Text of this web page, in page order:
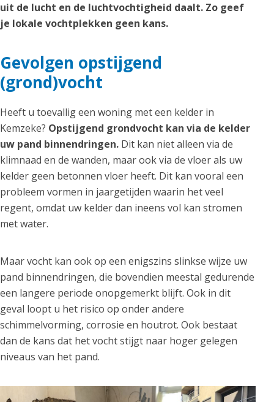
uit de lucht en de luchtvochtigheid daalt. Zo geef
je lokale vochtplekken geen kans.
Gevolgen opstijgend
(grond)vocht
Heeft u toevallig een woning met een kelder in
Kemzeke? Opstijgend grondvocht kan via de kelder
uw pand binnendringen. Dit kan niet alleen via de
klimnaad en de wanden, maar ook via de vloer als uw
kelder geen betonnen vloer heeft. Dit kan vooral een
probleem vormen in jaargetijden waarin het veel
regent, omdat uw kelder dan ineens vol kan stromen
met water.
Maar vocht kan ook op een enigszins slinkse wijze uw
pand binnendringen, die bovendien meestal gedurende
een langere periode onopgemerkt blijft. Ook in dit
geval loopt u het risico op onder andere
schimmelvorming, corrosie en houtrot. Ook bestaat
dan de kans dat het vocht stijgt naar hoger gelegen
niveaus van het pand.